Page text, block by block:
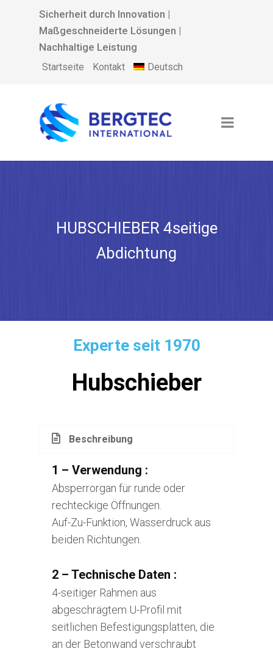
Sicherheit durch Innovation |
Maßgeschneiderte Lösungen |
Nachhaltige Leistung
Startseite Kontakt Deutsch
HUBSCHIEBER 4seitige
Abdichtung
Experte seit 1970
Hubschieber
Beschreibung
1 – Verwendung :
Absperrorgan für runde oder
rechteckige Öffnungen.
Auf-Zu-Funktion, Wasserdruck aus
beiden Richtungen.
2 – Technische Daten :
4-seitiger Rahmen aus
abgeschrägtem U-Profil mit
seitlichen Befestigungsplatten, die
an der Betonwand verschraubt